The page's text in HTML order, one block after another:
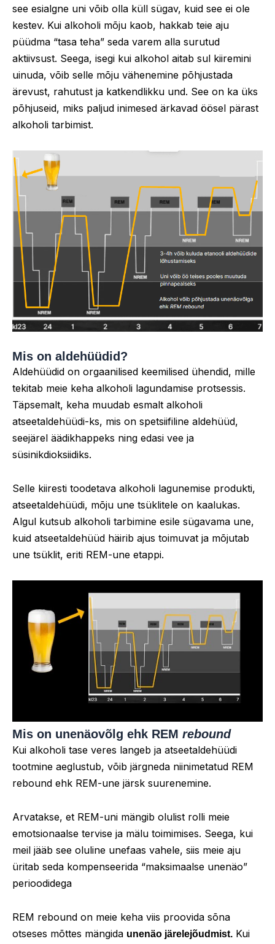
see esialgne uni võib olla küll sügav, kuid see ei ole
kestev. Kui alkoholi mõju kaob, hakkab teie aju
püüdma “tasa teha” seda varem alla surutud
aktiivsust. Seega, isegi kui alkohol aitab sul kiiremini
uinuda, võib selle mõju vähenemine põhjustada
ärevust, rahutust ja katkendlikku und. See on ka üks
põhjuseid, miks paljud inimesed ärkavad öösel pärast
alkoholi tarbimist.
Mis on aldehüüdid?
Aldehüüdid on orgaanilised keemilised ühendid, mille
tekitab meie keha alkoholi lagundamise protsessis.
Täpsemalt, keha muudab esmalt alkoholi
atseetaldehüüdi-ks, mis on spetsiifiline aldehüüd,
seejärel äädikhappeks ning edasi vee ja
süsinikdioksiidiks.
Selle kiiresti toodetava alkoholi lagunemise produkti,
atseetaldehüüdi, mõju une tsüklitele on kaalukas.
Algul kutsub alkoholi tarbimine esile sügavama une,
kuid atseetaldehüüd häirib ajus toimuvat ja mõjutab
une tsüklit, eriti REM-une etappi.
Mis on unenäovõlg ehk REM rebound
Kui alkoholi tase veres langeb ja atseetaldehüüdi
tootmine aeglustub, võib järgneda niinimetatud REM
rebound ehk REM-une järsk suurenemine.
Arvatakse, et REM-uni mängib olulist rolli meie
emotsionaalse tervise ja mälu toimimises. Seega, kui
meil jääb see oluline unefaas vahele, siis meie aju
üritab seda kompenseerida “maksimaalse unenäo”
perioodidega
REM rebound on meie keha viis proovida sõna
otseses mõttes mängida unenäo järelejõudmist. Kui